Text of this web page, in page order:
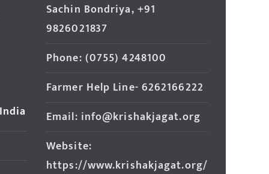
Sachin Bondriya, +91
9826021837
Phone: (0755) 4248100
Farmer Help Line- 6262166222
Email: info@krishakjagat.org
Website:
https://www.krishakjagat.org/